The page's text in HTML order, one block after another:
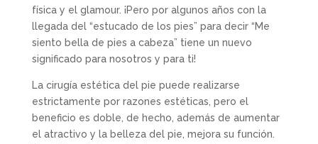
física y el glamour. ¡Pero por algunos años con la
llegada del “estucado de los pies” para decir “Me
siento bella de pies a cabeza” tiene un nuevo
significado para nosotros y para ti!
La cirugía estética del pie puede realizarse
estrictamente por razones estéticas, pero el
beneficio es doble, de hecho, además de aumentar
el atractivo y la belleza del pie, mejora su función.